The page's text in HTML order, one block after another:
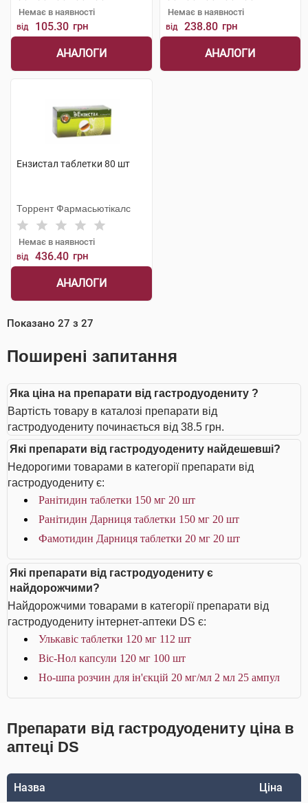
Немає в наявності
від 105.30 грн
АНАЛОГИ
Немає в наявності
від 238.80 грн
АНАЛОГИ
Ензистал таблетки 80 шт
Торрент Фармасьютікалс
Немає в наявності
від 436.40 грн
АНАЛОГИ
Показано 27 з 27
Поширені запитання
Яка ціна на препарати від гастродуодениту ?
Вартість товару в каталозі препарати від
гастродуодениту починається від 38.5 грн.
Які препарати від гастродуодениту найдешевші?
Недорогими товарами в категорії препарати від
гастродуодениту є:
Ранітидин таблетки 150 мг 20 шт
Ранітидин Дарниця таблетки 150 мг 20 шт
Фамотидин Дарниця таблетки 20 мг 20 шт
Які препарати від гастродуодениту є
найдорожчими?
Найдорожчими товарами в категорії препарати від
гастродуодениту інтернет-аптеки DS є:
Улькавіс таблетки 120 мг 112 шт
Віс-Нол капсули 120 мг 100 шт
Но-шпа розчин для ін'єкцій 20 мг/мл 2 мл 25 ампул
Препарати від гастродуодениту ціна в
аптеці DS
Назва Ціна